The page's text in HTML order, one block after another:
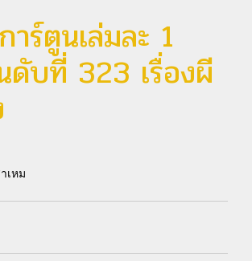
ร์ตูนเล่มละ 1
บที่ 323 เรื่องผี
เหม